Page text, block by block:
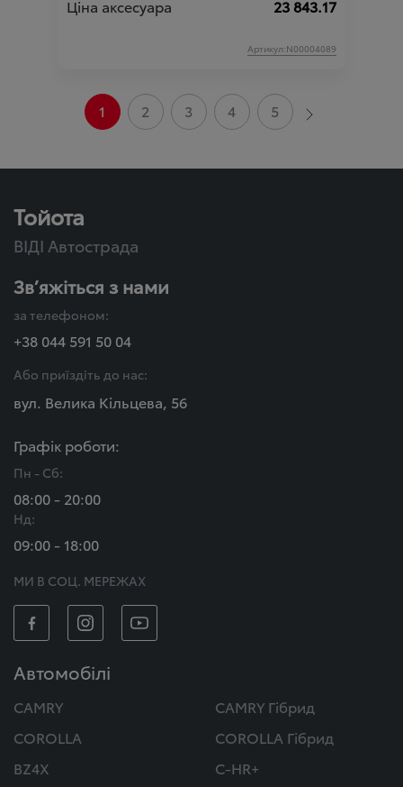
Ціна аксесуара 23 843.17
Артикул:N00004089
1 2 3 4 5
Тойота
ВІДІ Автострада
Зв’яжіться з нами
за телефоном:
+38 044 591 50 04
Або приїздіть до нас:
вул. Велика Кільцева, 56
Графік роботи:
Пн - Сб:
08:00 - 20:00
Нд:
09:00 - 18:00
МИ В СОЦ. МЕРЕЖАХ
Автомобілі
CAMRY
CAMRY Гібрид
COROLLA
COROLLA Гібрид
BZ4X
C-HR+